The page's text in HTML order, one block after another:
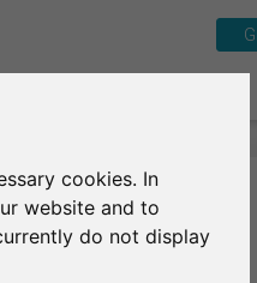
cookies. In
website and to
do not display